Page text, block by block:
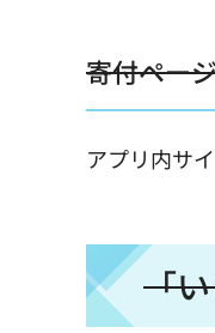
寄付ペー
アプリ内サ
「